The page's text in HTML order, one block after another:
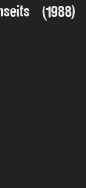
(1988)